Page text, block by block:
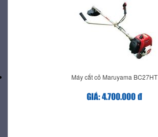
Máy cắt cỏ Maruyama BC27HT
GIÁ: 4.700.000 đ